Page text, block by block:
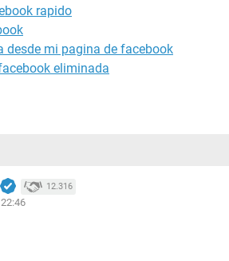
rapido
desde mi pagina de facebook
eliminada
12.316